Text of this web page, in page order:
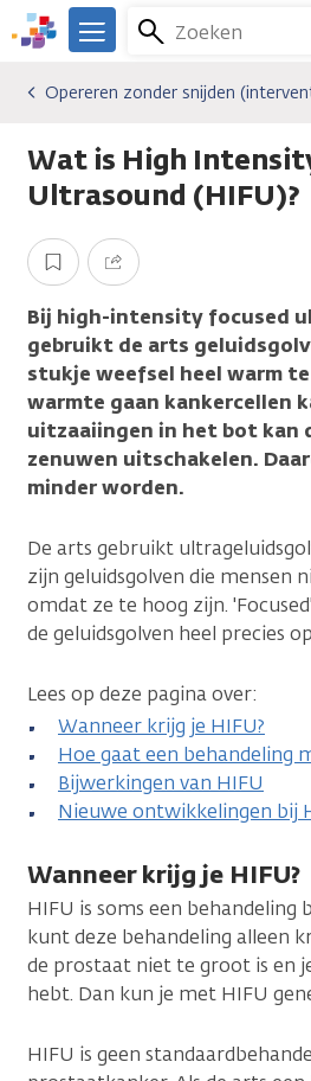
Overslaan
en
gaan
We
er
je.
Kanker.nl
Zoeken
Menu
Soorten behandelingen
Opereren zonder snijden
Algemeen
Opereren zonder snijden
Wat is High
Ultrasound (HIFU)?
Opslaan Delen
Bij high-intensity focused
gebruikt de arts
stukje weefsel heel warm te
warmte gaan kankercellen
uitzaaiingen in het bot kan
zenuwen uitschakelen.
minder worden.
De arts gebruikt
zijn geluidsgolven die mensen
omdat ze te hoog zijn.
de geluidsgolven heel precies
Lees op deze pagina over:
Wanneer krijg je HIFU?
Hoe gaat een behandeling
Bijwerkingen van HIFU
Nieuwe ontwikkelingen bij
Wanneer krijg je HIFU?
HIFU is soms een behandeling
kunt deze behandeling alleen
de prostaat niet te groot is en
hebt. Dan kun je met HIFU
HIFU is geen